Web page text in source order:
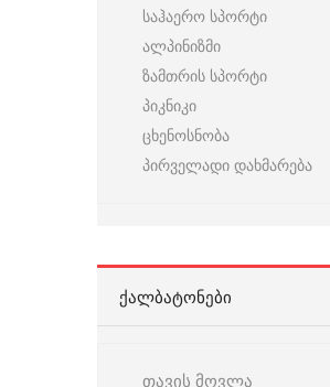
საჰაერო სპორტი
ალპინიზმი
ზამთრის სპორტი
პიკნიკი
ცხენოსნობა
პირველადი დახმარება
ᲥᲐᲚᲑᲐᲢᲝᲜᲔᲑᲘ
თავის მოვლა